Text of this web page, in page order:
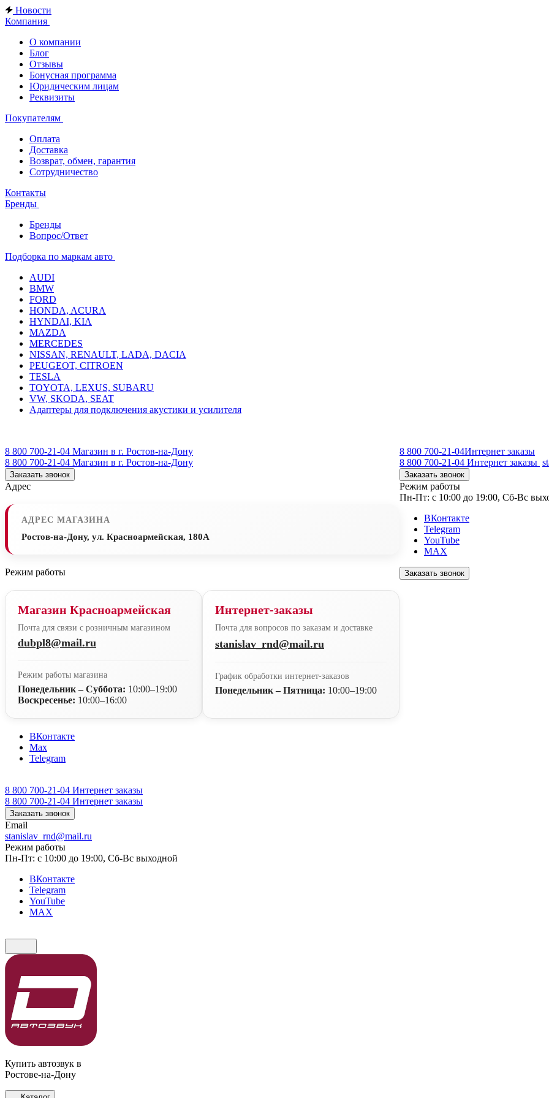
Новости
Компания
О компании
Блог
Отзывы
Бонусная программа
Юридическим лицам
Реквизиты
Покупателям
Оплата
Доставка
Возврат, обмен, гарантия
Сотрудничество
Контакты
Бренды
Бренды
Вопрос/Ответ
Подборка по маркам авто
AUDI
BMW
FORD
HONDA, ACURA
HYNDAI, KIA
MAZDA
MERCEDES
NISSAN, RENAULT, LADA, DACIA
PEUGEOT, CITROEN
TESLA
TOYOTA, LEXUS, SUBARU
VW, SKODA, SEAT
Адаптеры для подключения акустики и усилителя
8 800 700-21-04 Магазин в г. Ростов-на-Дону
8 800 700-21-04 Магазин в г. Ростов-на-Дону
Заказать звонок
Адрес
АДРЕС МАГАЗИНА
Ростов-на-Дону, ул. Красноармейская, 180А
Режим работы
Магазин Красноармейская
Почта для связи с розничным магазином
dubpl8@mail.ru
Режим работы магазина
Понедельник – Суббота: 10:00–19:00
Воскресенье: 10:00–16:00
Интернет-заказы
Почта для вопросов по заказам и доставке
stanislav_rnd@mail.ru
График обработки интернет-заказов
Понедельник – Пятница: 10:00–19:00
ВКонтакте
Max
Telegram
8 800 700-21-04 Интернет заказы
8 800 700-21-04 Интернет заказы
Заказать звонок
Email
stanislav_rnd@mail.ru
Режим работы
Пн-Пт: с 10:00 до 19:00, Сб-Вс выходной
ВКонтакте
Telegram
YouTube
MAX
8 800 700-21-04Интернет заказы
8 800 700-21-04 Интернет заказы
Заказать звонок
Режим работы
Пн-Пт: с 10:00 до 19:00, Сб-Вс
ВКонтакте
Telegram
YouTube
MAX
Заказать звонок
Купить автозвук в
Ростове-на-Дону